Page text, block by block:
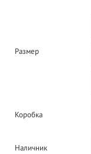
Размер
Коробка
Наличник